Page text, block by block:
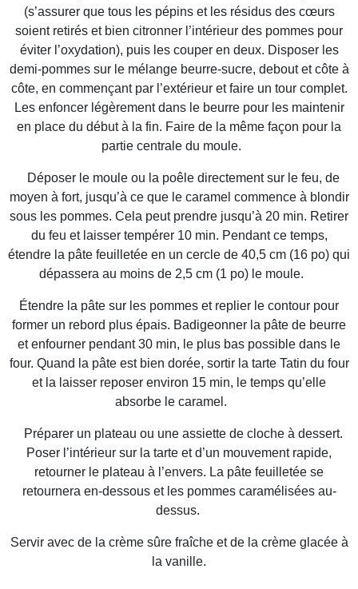
(s’assurer que tous les pépins et les résidus des cœurs
soient retirés et bien citronner l’intérieur des pommes pour
éviter l’oxydation), puis les couper en deux. Disposer les
demi-pommes sur le mélange beurre-sucre, debout et côte à
côte, en commençant par l’extérieur et faire un tour complet.
Les enfoncer légèrement dans le beurre pour les maintenir
en place du début à la fin. Faire de la même façon pour la
partie centrale du moule.
Déposer le moule ou la poêle directement sur le feu, de
moyen à fort, jusqu’à ce que le caramel commence à blondir
sous les pommes. Cela peut prendre jusqu’à 20 min. Retirer
du feu et laisser tempérer 10 min. Pendant ce temps,
étendre la pâte feuilletée en un cercle de 40,5 cm (16 po) qui
dépassera au moins de 2,5 cm (1 po) le moule.
Étendre la pâte sur les pommes et replier le contour pour
former un rebord plus épais. Badigeonner la pâte de beurre
et enfourner pendant 30 min, le plus bas possible dans le
four. Quand la pâte est bien dorée, sortir la tarte Tatin du four
et la laisser reposer environ 15 min, le temps qu’elle
absorbe le caramel.
Préparer un plateau ou une assiette de cloche à dessert.
Poser l’intérieur sur la tarte et d’un mouvement rapide,
retourner le plateau à l’envers. La pâte feuilletée se
retournera en-dessous et les pommes caramélisées au-
dessus.
Servir avec de la crème sûre fraîche et de la crème glacée à
la vanille.